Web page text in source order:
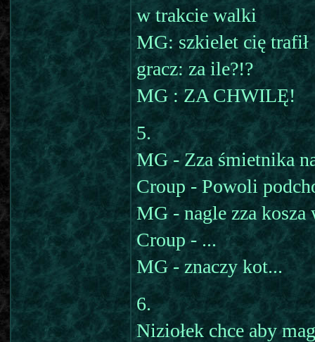
w trakcie walki
MG: szkielet cię trafił
gracz: za ile?!?
MG : ZA CHWILĘ!
5.
MG - Zza śmietnika
Croup - Powoli
MG - nagle zza kosza
Croup - ...
MG - znaczy kot...
6.
Niziołek chce aby